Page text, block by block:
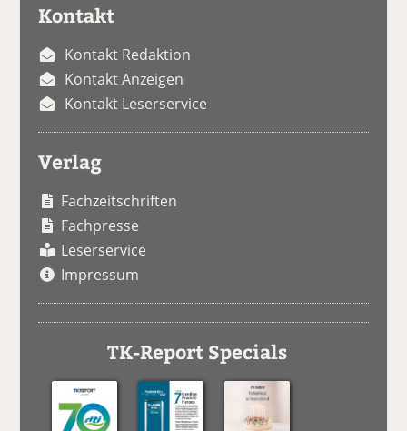
Kontakt
Kontakt Redaktion
Kontakt Anzeigen
Kontakt Leserservice
Verlag
Fachzeitschriften
Fachpresse
Leserservice
Impressum
TK-Report Specials